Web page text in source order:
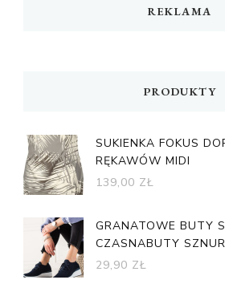
REKLAMA
PRODUKTY
SUKIENKA FOKUS
RĘKAWÓW MIDI
139,00 ZŁ
GRANATOWE BUTY
CZASNABUTY
29,90 ZŁ